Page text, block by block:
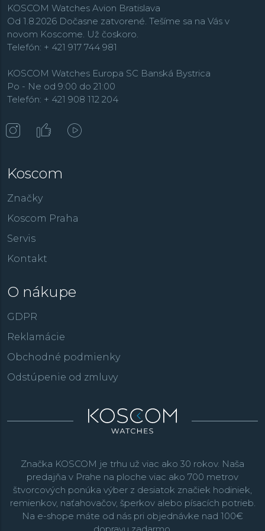
KOSCOM Watches Avion Bratislava
Od 1.8.2026 Dočasne zatvorené. Tešíme sa na Vás v
novom Koscome. Už čoskoro.
Telefón: + 421 917 744 981
KOSCOM Watches Europa SC Banská Bystrica
Po - Ne od 9:00 do 21:00
Telefón: + 421 908 112 204
Koscom
Značky
Koscom Praha
Servis
Kontakt
O nákupe
GDPR
Reklamácie
Obchodné podmienky
Odstúpenie od zmluvy
Značka KOSCOM je trhu už viac ako 30 rokov. Naša
predajňa v Prahe na ploche viac ako 700 metrov
štvorcových ponúka výber z desiatok značiek hodiniek,
remienkov, naťahovačov, šperkov alebo písacích potrieb.
Na e-shope máte od nás pri objednávke nad 100€